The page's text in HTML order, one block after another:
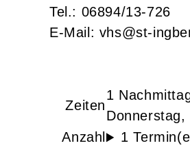
Tel.: 06894/13-726
E-Mail: vhs@st-
Zeiten
1
Anzahl
1